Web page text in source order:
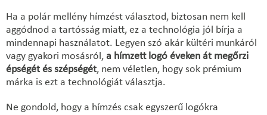
Ha a polár mellény hímzést választod, biztosan nem kell
aggódnod a tartósság miatt, ez a technológia jól bírja a
mindennapi használatot. Legyen szó akár kültéri munkáról
vagy gyakori mosásról, a hímzett logó éveken át megőrzi
épségét és szépségét, nem véletlen, hogy sok prémium
márka is ezt a technológiát választja.
Ne gondold, hogy a hímzés csak egyszerű logókra